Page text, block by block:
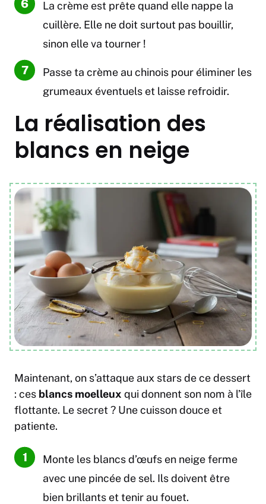
La crème est prête quand elle nappe la
cuillère. Elle ne doit surtout pas bouillir,
sinon elle va tourner !
Passe ta crème au chinois pour éliminer les
grumeaux éventuels et laisse refroidir.
La réalisation des
blancs en neige
Maintenant, on s’attaque aux stars de ce dessert
: ces blancs moelleux qui donnent son nom à l’île
flottante. Le secret ? Une cuisson douce et
patiente.
Monte les blancs d’œufs en neige ferme
avec une pincée de sel. Ils doivent être
bien brillants et tenir au fouet.